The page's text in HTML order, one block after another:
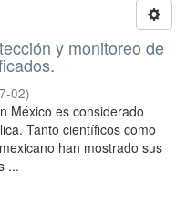
y monitoreo de
02)
México es considerado
Tanto científicos como
han mostrado sus
...